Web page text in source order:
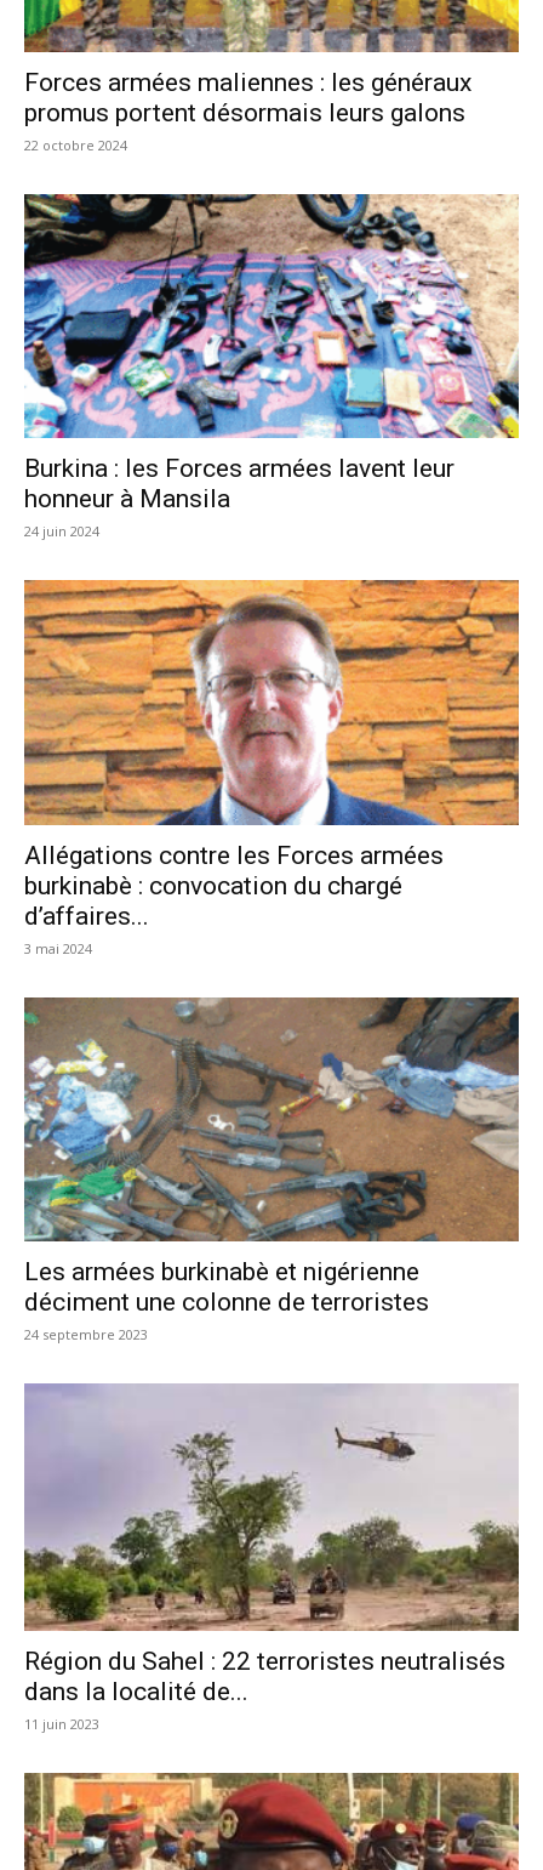
Forces armées maliennes : les généraux
promus portent désormais leurs galons
22 octobre 2024
Burkina : les Forces armées lavent leur
honneur à Mansila
24 juin 2024
Allégations contre les Forces armées
burkinabè : convocation du chargé
d’affaires...
3 mai 2024
Les armées burkinabè et nigérienne
déciment une colonne de terroristes
24 septembre 2023
Région du Sahel : 22 terroristes neutralisés
dans la localité de...
11 juin 2023